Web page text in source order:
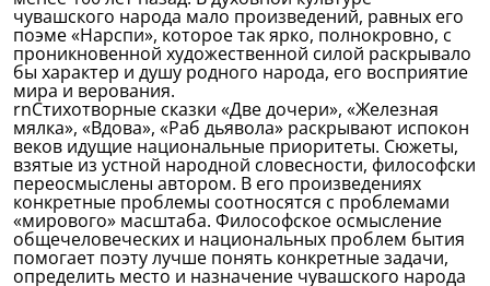
чувашского народа мало произведений, равных его
поэме «Нарспи», которое так ярко, полнокровно, с
проникновенной художественной силой раскрывало
бы характер и душу родного народа, его восприятие
мира и верования.
rnСтихотворные сказки «Две дочери», «Железная
мялка», «Вдова», «Раб дьявола» раскрывают испокон
веков идущие национальные приоритеты. Сюжеты,
взятые из устной народной словесности, философски
переосмыслены автором. В его произведениях
конкретные проблемы соотносятся с проблемами
«мирового» масштаба. Философское осмысление
общечеловеческих и национальных проблем бытия
помогает поэту лучше понять конкретные задачи,
определить место и назначение чувашского народа